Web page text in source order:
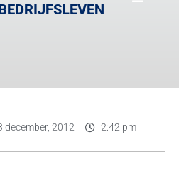
december, 2012 2:42 pm